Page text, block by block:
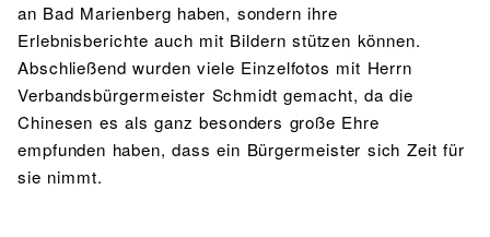
an Bad Marienberg haben, sondern ihre
Erlebnisberichte auch mit Bildern stützen können.
Abschließend wurden viele Einzelfotos mit Herrn
Verbandsbürgermeister Schmidt gemacht, da die
Chinesen es als ganz besonders große Ehre
empfunden haben, dass ein Bürgermeister sich Zeit für
sie nimmt.